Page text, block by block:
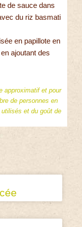
de sauce dans
du riz basmati
en papillote en
ajoutant des
approximatif et pour
de personnes en
et du goût de